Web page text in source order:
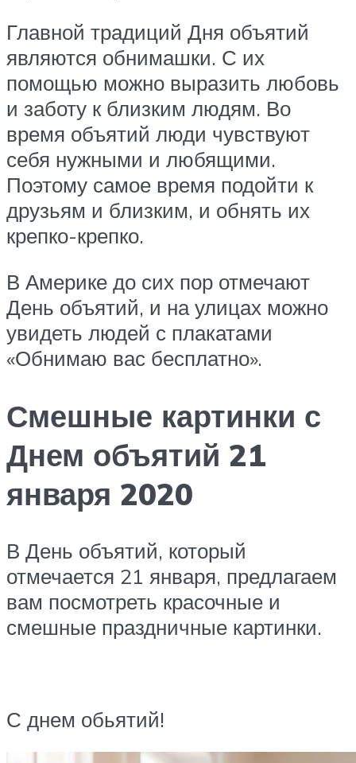
Главной традиций Дня объятий
являются обнимашки. С их
помощью можно выразить любовь
и заботу к близким людям. Во
время объятий люди чувствуют
себя нужными и любящими.
Поэтому самое время подойти к
друзьям и близким, и обнять их
крепко-крепко.
В Америке до сих пор отмечают
День объятий, и на улицах можно
увидеть людей с плакатами
«Обнимаю вас бесплатно».
Смешные картинки с
Днем объятий 21
января 2020
В День объятий, который
отмечается 21 января, предлагаем
вам посмотреть красочные и
смешные праздничные картинки.
С днем обьятий!